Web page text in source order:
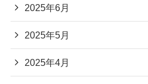
2025年6月
2025年5月
2025年4月